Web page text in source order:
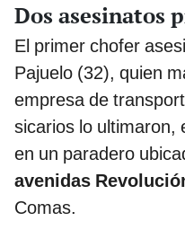
Dos asesinatos
El primer chofer
Pajuelo (32), quien
empresa de
sicarios lo ultimaron,
en un paradero
avenidas
Comas.